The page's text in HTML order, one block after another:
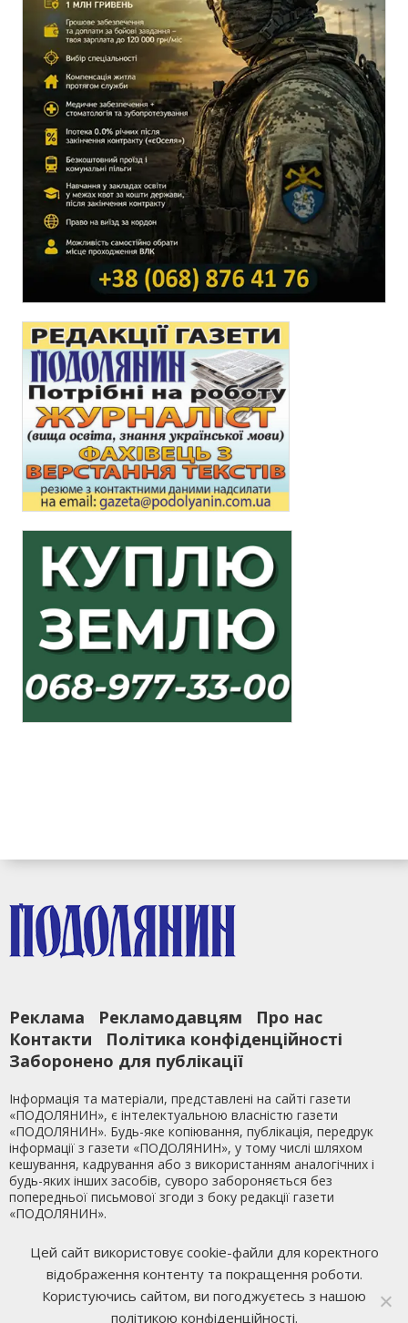
Реклама Рекламодавцям
Про нас
Контакти
Політика конфіденційності
Заборонено для публікації
Інформація та матеріали, представлені на сайті газети
«ПОДОЛЯНИН», є інтелектуальною власністю газети
«ПОДОЛЯНИН». Будь-яке копіювання, публікація, передрук
інформації з газети «ПОДОЛЯНИН», у тому числі шляхом
кешування, кадрування або з використанням аналогічних і
будь-яких інших засобів, суворо забороняється без
попередньої письмової згоди з боку редакції газети
«ПОДОЛЯНИН».
Ми у Facebook
Розробка сайтуMixfon Studio
Цей сайт використовує cookie-файли для коректного
відображення контенту та покращення роботи.
Користуючись сайтом, ви погоджуєтесь з нашою
політикою конфіденційності.